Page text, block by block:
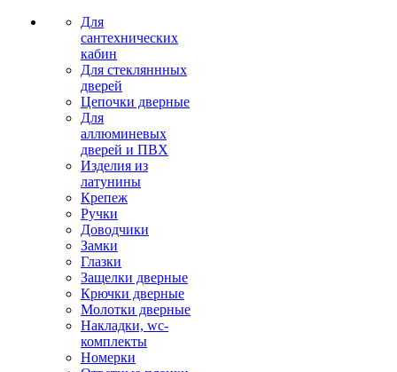
Для
сантехнических
кабин
Для стекляннных
дверей
Цепочки дверные
Для
аллюминевых
дверей и ПВХ
Изделия из
латунины
Крепеж
Ручки
Доводчики
Замки
Глазки
Защелки дверные
Крючки дверные
Молотки дверные
Накладки, wc-
комплекты
Номерки